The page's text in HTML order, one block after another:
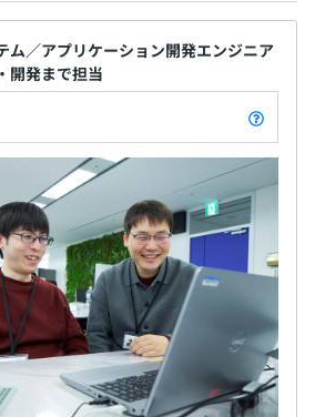
ム／アプリケーション開発エンジニア
開発まで担当